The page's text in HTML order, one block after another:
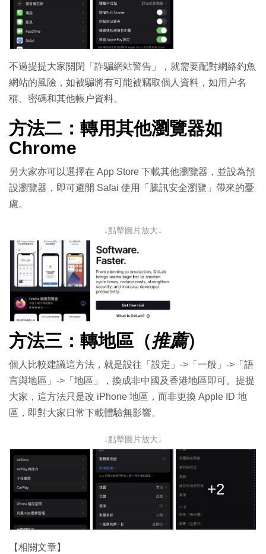
不過提提大家關閉「詐騙網站警告」，就需要配對網絡釣魚
網站的風險，如被騙將有可能被竊取個人資料，如用户名
稱、密碼和其他帳户資料。
方法二：轉用其他瀏覽器如
Chrome
另大家亦可以選擇在 App Store 下載其他瀏覽器，並設為預
設瀏覽器，即可避開 Safai 使用「騰訊安全瀏覽」帶來的憂
慮。
↓點擊圖片放大↓
方法三：轉地區（推薦）
個人比較建議這方法，就是設往「設定」->「一般」->「語
言與地區」->「地區」，換成非中國及香港地區即可。提提
大家，這方法只是改 iPhone 地區，而非更換 Apple ID 地
區，即對大家日常下載體驗無影響。
↓點擊圖片放大↓
+2
【相關文章】